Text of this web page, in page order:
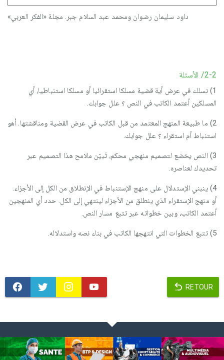
داود سليمان رضوان ومحمد عبد السلام جبر. مجلة «الفكر العربي»
2-2/ الأسئلة
1) نسلك في عرض أية قضية مسلكا استقرائيا أو مسلكا استنباطيا، أي
المسلكين أعتمد الكاتب في النص ؟ علل جوابك.
2) ما طبيعة المنهج المعتمد من قبل الكاتب في عرض القضية ومناقشتها. أهو
استنباط أم استقراء ؟ علل جوابك.
3) النص يخضع لتصميم منهجي محكم، تَبيّن ملامح هذا التصميم عبر
تحديدك لعناصره.
4) ينبني الإستدلال على منهج الإستنباط في الإنطلاق من الكل إلى الأجزاء.
أو منهج الإستقراء الذي ينطلق من الأجزاء لينتهي إلى الكل. حدد أي المنهجين
أعتمد الكاتب، وبين خطواته عبر تتبع مسار النص.
5) تتبع الخطوات التي انتهجها الكاتب في بناء نصه واستدلاله.
RETOUR